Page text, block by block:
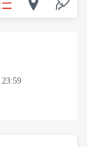
23:59